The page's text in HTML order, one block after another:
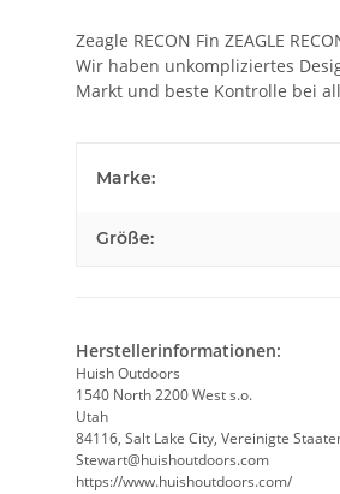
Zeagle RECON Fin ZEAGLE
Wir haben unkompliziertes
Markt und beste Kontrolle bei
Marke:
Größe:
Herstellerinformationen:
Huish Outdoors
1540 North 2200 West s.o.
Utah
84116, Salt Lake City, Vereinigte
Stewart@huishoutdoors.com
https://www.huishoutdoors.com/